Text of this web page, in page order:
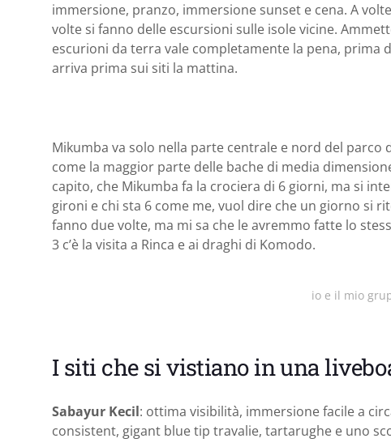
immersione, pranzo, immersione sunset e cena. A
volte si fanno delle escursioni sulle isole vicine.
escurioni da terra vale completamente la pena, prima
arriva prima sui siti la mattina.
Mikumba va solo nella parte centrale e nord del parco
come la maggior parte delle bache di media
capito, che Mikumba fa la crociera di 6 giorni, ma si
gironi e chi sta 6 come me, vuol dire che un giorno si
fanno due volte, ma mi sa che le avremmo fatte lo
3 c’è la visita a Rinca e ai draghi di Komodo.
io e il mio
I siti che si vistiano in una
Sabayur Kecil: ottima visibilità, immersione facile a
consistent, gigant blue tip travalie, tartarughe e uno